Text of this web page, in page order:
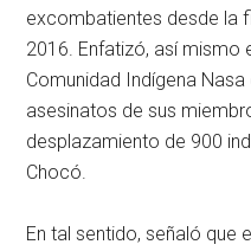
excombatientes desde la
2016. Enfatizó, así mismo
Comunidad Indígena
asesinatos de sus
desplazamiento de 900
Chocó.
En tal sentido, señaló que